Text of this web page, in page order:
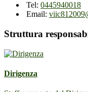
Tel: 0445940018
Email:
Struttura
Dirigenza